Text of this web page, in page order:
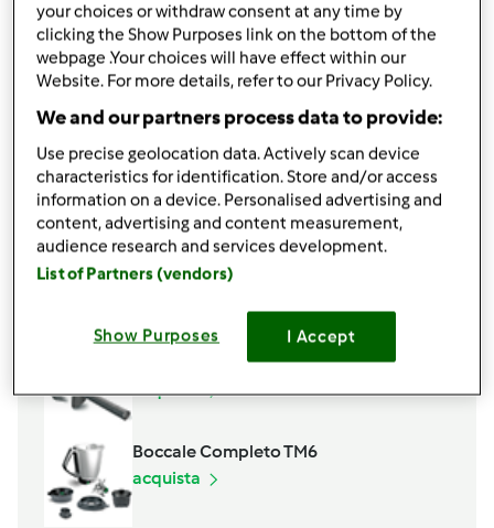
Ingredienti
250gfarina integrale
100g burro,a pezzetti
1uovo
1 cucchiaino lievito per dolci
scorza di limone grattugiata ( facoltativa)
Aggiungi alla lista della spesa
Accessori che ti serviranno
acquista
Boccale Completo TM6
acquista
your choices or withdraw consent at any time by
clicking the Show Purposes link on the bottom of the
webpage .Your choices will have effect within our
Website. For more details, refer to our Privacy Policy.
We and our partners process data to provide:
Use precise geolocation data. Actively scan device
characteristics for identification. Store and/or access
information on a device. Personalised advertising and
content, advertising and content measurement,
audience research and services development.
List of Partners (vendors)
Show Purposes I Accept